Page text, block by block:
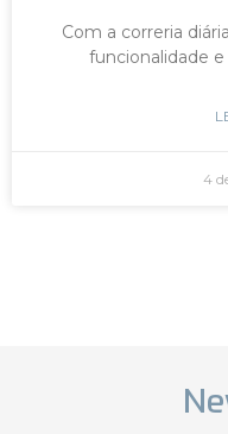
Com a correria
funcionalidade
4